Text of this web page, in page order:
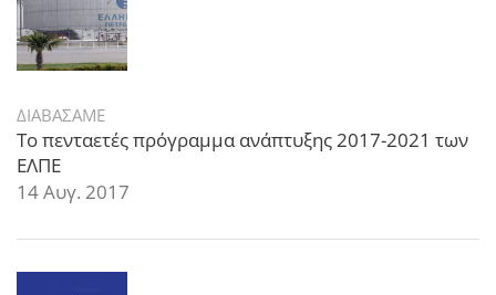
ΔΙΑΒΑΣΑΜΕ
Το πενταετές πρόγραμμα ανάπτυξης 2017-2021 των
ΕΛΠΕ
14 Αυγ. 2017